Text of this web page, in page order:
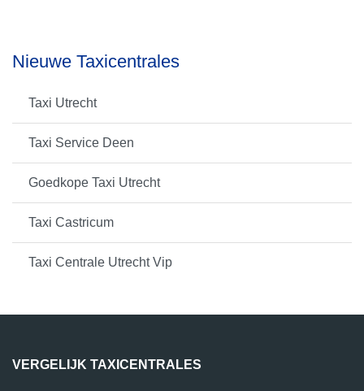
Nieuwe Taxicentrales
Taxi Utrecht
Taxi Service Deen
Goedkope Taxi Utrecht
Taxi Castricum
Taxi Centrale Utrecht Vip
VERGELIJK TAXICENTRALES